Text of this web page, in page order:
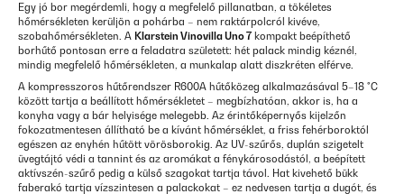
Egy jó bor megérdemli, hogy a megfelelő pillanatban, a tökéletes
hőmérsékleten kerüljön a pohárba – nem raktárpolcról kivéve,
szobahőmérsékleten. A Klarstein Vinovilla Uno 7 kompakt beépíthető
borhűtő pontosan erre a feladatra született: hét palack mindig kéznél,
mindig megfelelő hőmérsékleten, a munkalap alatt diszkréten elférve.
A kompresszoros hűtőrendszer R600A hűtőközeg alkalmazásával 5–18 °C
között tartja a beállított hőmérsékletet – megbízhatóan, akkor is, ha a
konyha vagy a bár helyisége melegebb. Az érintőképernyős kijelzőn
fokozatmentesen állítható be a kívánt hőmérséklet, a friss fehérboroktól
egészen az enyhén hűtött vörösborokig. Az UV-szűrős, duplán szigetelt
üvegtájtó védi a tannint és az aromákat a fénykárosodástól, a beépített
aktívszén-szűrő pedig a külső szagokat tartja távol. Hat kivehető bükk
faberakó tartja vízszintesen a palackokat – ez nedvesen tartja a dugót, és